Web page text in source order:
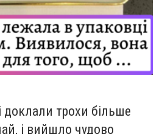
доклали трохи більше
і вийшло чудово